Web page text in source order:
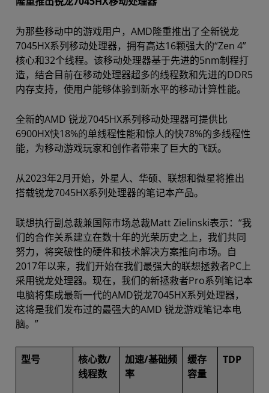
为那些移动中的游戏用户，AMD隆重推出了全新锐龙
7045HX系列移动处理器，拥有高达16颗强大的“Zen 4”
核心和32个线程。该移动处理器基于先进的5nm制程打
造，结合目前在移动处理器超多的线程数和先进的DDR5
内存支持，使用户能够体验到新水平的移动计算性能。
全新的AMD 锐龙7045HX系列移动处理器可提供比
6900HX快18%的单线程性能和惊人的快78%的多线程性
能，为移动游戏玩家和创作者带来了巨大的飞跃。
从2023年2月开始，外星人、华硕、联想和微星将推出
搭载锐龙7045HX系列处理器的笔记本产品。
联想执行副总裁兼国际市场总裁Matt Zielinski表示：“我
们的合作关系建立在数十年的光荣历史之上，我们共同
努力，将突破性的硬件和技术解决方案推向市场。自
2017年以来，我们开始在我们最强大的联想拯救者PC上
采用锐龙处理器。现在，我们的新拯救者Pro系列笔记本
电脑将集成最新一代的AMD锐龙7045HX系列处理器，
这将是我们发布过的最强大的AMD 锐龙游戏笔记本电
脑。”
型号
核心数/
线程数
加速/基础频
率
缓存
容量
TDP